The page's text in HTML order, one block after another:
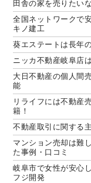
田舎の家を売りたい
全国ネットワークで
キノ建工
葵エステートは長年
ニッカ不動産岐阜店
大日不動産の個人間
能
リライフには不動産
籍！
不動産取引に関する
マンション売却は難
た事例・口コミ
岐阜市で女性が安心
フジ開発